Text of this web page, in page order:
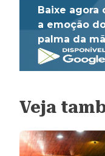
Baixe agora
a emoção
palma da
Veja